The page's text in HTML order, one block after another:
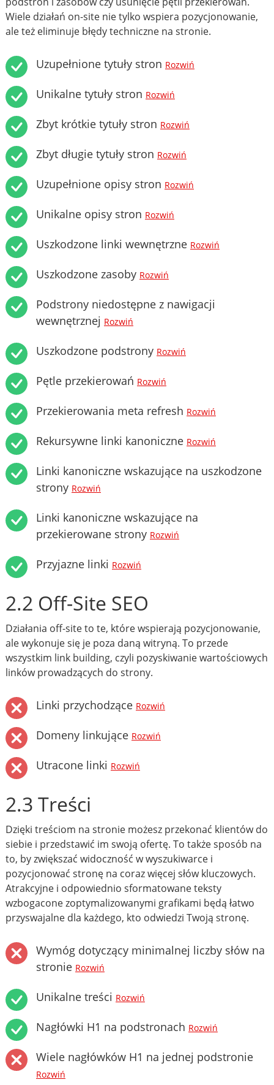
Wiele działań on-site nie tylko wspiera pozycjonowanie,
ale też eliminuje błędy techniczne na stronie.
Uzupełnione tytuły stron Rozwiń
Unikalne tytuły stron Rozwiń
Zbyt krótkie tytuły stron Rozwiń
Zbyt długie tytuły stron Rozwiń
Uzupełnione opisy stron Rozwiń
Unikalne opisy stron Rozwiń
Uszkodzone linki wewnętrzne Rozwiń
Uszkodzone zasoby Rozwiń
Podstrony niedostępne z nawigacji
wewnętrznej Rozwiń
Uszkodzone podstrony Rozwiń
Pętle przekierowań Rozwiń
Przekierowania meta refresh Rozwiń
Rekursywne linki kanoniczne Rozwiń
Linki kanoniczne wskazujące na uszkodzone
strony Rozwiń
Linki kanoniczne wskazujące na
przekierowane strony Rozwiń
Przyjazne linki Rozwiń
2.2 Off-Site SEO
Działania off-site to te, które wspierają pozycjonowanie,
ale wykonuje się je poza daną witryną. To przede
wszystkim link building, czyli pozyskiwanie wartościowych
linków prowadzących do strony.
Linki przychodzące Rozwiń
Domeny linkujące Rozwiń
Utracone linki Rozwiń
2.3 Treści
Dzięki treściom na stronie możesz przekonać klientów do
siebie i przedstawić im swoją ofertę. To także sposób na
to, by zwiększać widoczność w wyszukiwarce i
pozycjonować stronę na coraz więcej słów kluczowych.
Atrakcyjne i odpowiednio sformatowane teksty
wzbogacone zoptymalizowanymi grafikami będą łatwo
przyswajalne dla każdego, kto odwiedzi Twoją stronę.
Wymóg dotyczący minimalnej liczby słów na
stronie Rozwiń
Unikalne treści Rozwiń
Nagłówki H1 na podstronach Rozwiń
Wiele nagłówków H1 na jednej podstronie
Rozwiń